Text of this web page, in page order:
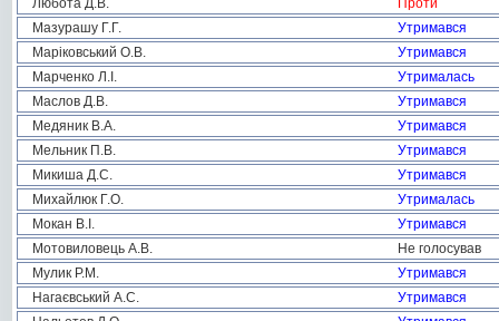
Любота Д.В.
Проти
Мазурашу Г.Г.
Утримався
Маріковський О.В.
Утримався
Марченко Л.І.
Утрималась
Маслов Д.В.
Утримався
Медяник В.А.
Утримався
Мельник П.В.
Утримався
Микиша Д.С.
Утримався
Михайлюк Г.О.
Утрималась
Мокан В.І.
Утримався
Мотовиловець А.В.
Не голосував
Мулик Р.М.
Утримався
Нагаєвський А.С.
Утримався